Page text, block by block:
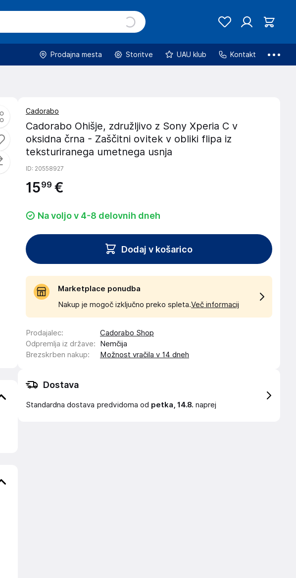
Prodajna mesta Storitve UAU klub Kontakt
Cadorabo
Cadorabo Ohišje, združljivo z Sony Xperia C v
oksidna črna - Zaščitni ovitek v obliki flipa iz
teksturiranega umetnega usnja
ID: 20558927
1599 €
Na voljo v 4-8 delovnih dneh
Dodaj v košarico
Marketplace ponudba
Nakup je mogoč izključno preko spleta.Več informacij
Prodajalec:
Cadorabo Shop
Odpremlja iz države:
Nemčija
Brezskrben nakup: Možnost vračila v 14 dneh
Dostava
Standardna dostava predvidoma od petka, 14.8. naprej